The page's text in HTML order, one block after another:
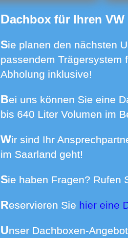
Dachbox für Ihren
Sie planen den nächsten Urlaub, aber wo das Gepäck verstauen? Mieten Sie eine Dachbox bei uns mit
passendem Trägersystem
Abholung inklusive!
Bei uns können Sie eine Dachbox passend für Ihr Auto mieten. Wir haben Boxen in Größen von 370
bis 640 Liter Volumen im
Wir sind Ihr Ansprechpartner wenn es um die Dachboxmiete in Nonnweiler und vielen weiteren Orten
im Saarland geht!
Sie haben Fragen?
Reservieren Sie hier eine
Unser Dachboxen-